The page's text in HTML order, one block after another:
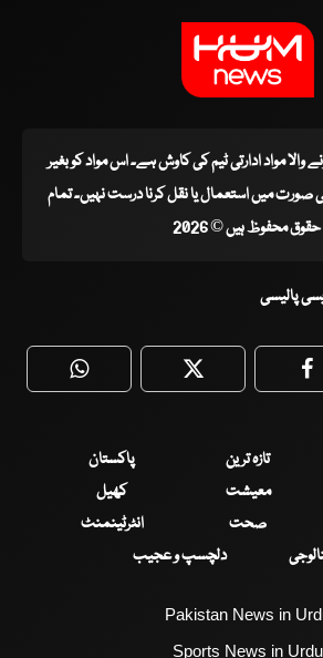
والا مواد ادارتی ٹیم کی کاوش ہے۔ اس مواد کو بغیر
میں استعمال یا نقل کرنا درست نہیں۔ تمام
حقوق محفوظ ہیں © 2026
پالیسی
WhatsApp Twitter
تازہ ترین
پاکستان
معیشت
کھیل
صحت
انٹرٹینمنٹ
دلچسپ و عجیب
Pakistan News in
Sports News in Urdu